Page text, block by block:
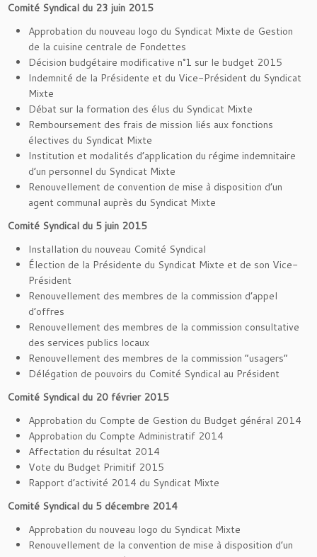
Comité Syndical du 23 juin 2015
Approbation du nouveau logo du Syndicat Mixte de Gestion
de la cuisine centrale de Fondettes
Décision budgétaire modificative n°1 sur le budget 2015
Indemnité de la Présidente et du Vice-Président du Syndicat
Mixte
Débat sur la formation des élus du Syndicat Mixte
Remboursement des frais de mission liés aux fonctions
électives du Syndicat Mixte
Institution et modalités d’application du régime indemnitaire
d’un personnel du Syndicat Mixte
Renouvellement de convention de mise à disposition d’un
agent communal auprès du Syndicat Mixte
Comité Syndical du 5 juin 2015
Installation du nouveau Comité Syndical
Élection de la Présidente du Syndicat Mixte et de son Vice-
Président
Renouvellement des membres de la commission d’appel
d’offres
Renouvellement des membres de la commission consultative
des services publics locaux
Renouvellement des membres de la commission “usagers”
Délégation de pouvoirs du Comité Syndical au Président
Comité Syndical du 20 février 2015
Approbation du Compte de Gestion du Budget général 2014
Approbation du Compte Administratif 2014
Affectation du résultat 2014
Vote du Budget Primitif 2015
Rapport d’activité 2014 du Syndicat Mixte
Comité Syndical du 5 décembre 2014
Approbation du nouveau logo du Syndicat Mixte
Renouvellement de la convention de mise à disposition d’un